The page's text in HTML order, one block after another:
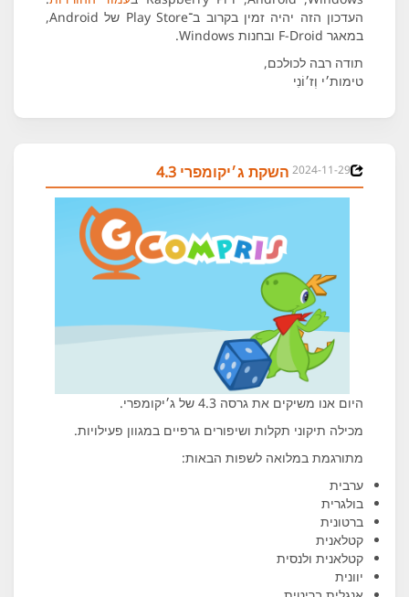
העדכון הזה יהיה זמין בקרוב ב־Play Store של Android,
במאגר F-Droid ובחנות Windows.
תודה רבה לכולכם,
טימות׳י וְז׳וֹנִי
2024-11-29 השקת ג׳יקומפרי 4.3
היום אנו משיקים את גרסה 4.3 של ג׳יקומפרי.
מכילה תיקוני תקלות ושיפורים גרפיים במגוון פעילויות.
מתורגמת במלואה לשפות הבאות:
ערבית
בולגרית
ברטונית
קטלאנית
קטלאנית ולנסית
יוונית